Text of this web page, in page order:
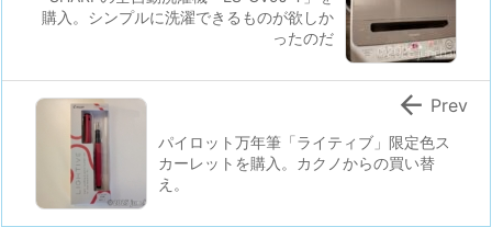
購入。シンプルに洗濯できるものが欲しか
ったのだ
パイロット万年筆「ライティブ」限定色ス
カーレットを購入。カクノからの買い替
え。
 Prev